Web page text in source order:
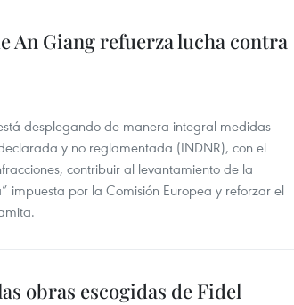
An Giang refuerza lucha contra
desplegando de manera integral medidas
y no reglamentada (INDNR), con el
contribuir al levantamiento de la
impuesta por la Comisión Europea y reforzar el
obras escogidas de Fidel